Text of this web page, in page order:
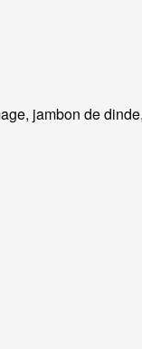
jambon de dinde,